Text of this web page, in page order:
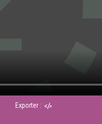
Exporter :